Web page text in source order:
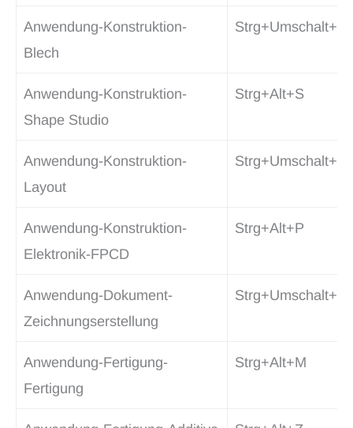
Anwendung-Konstruktion-
Blech
Strg+Umschalt+M
Anwendung-Konstruktion-
Shape Studio
Strg+Alt+S
Anwendung-Konstruktion-
Layout
Strg+Umschalt+Y
Anwendung-Konstruktion-
Elektronik-FPCD
Strg+Alt+P
Anwendung-Dokument-
Zeichnungserstellung
Strg+Umschalt+D
Anwendung-Fertigung-
Fertigung
Strg+Alt+M